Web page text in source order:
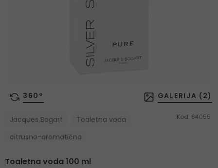
360° GALERIJA ( 2)
Jacques Bogart
Toaletna voda
citrusno-aromatična
Kod: 64055
Toaletna voda 100 ml